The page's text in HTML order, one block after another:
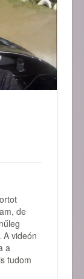
de
A videón
a
tudom